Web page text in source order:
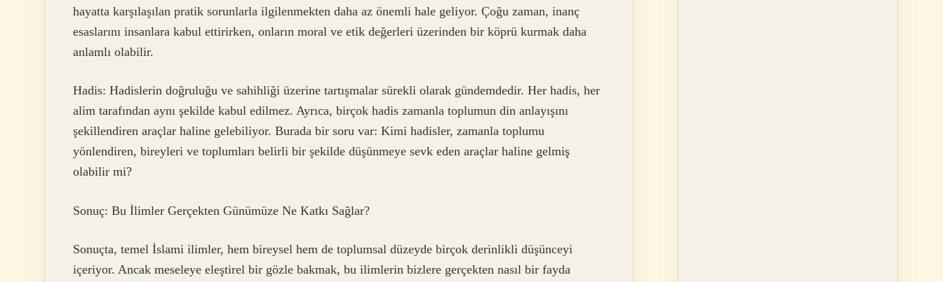
hayatta karşılaşılan pratik sorunlarla ilgilenmekten daha az önemli hale geliyor. Çoğu zaman, inanç
esaslarını insanlara kabul ettirirken, onların moral ve etik değerleri üzerinden bir köprü kurmak daha
anlamlı olabilir.
Hadis: Hadislerin doğruluğu ve sahihliği üzerine tartışmalar sürekli olarak gündemdedir. Her hadis, her
alim tarafından aynı şekilde kabul edilmez. Ayrıca, birçok hadis zamanla toplumun din anlayışını
şekillendiren araçlar haline gelebiliyor. Burada bir soru var: Kimi hadisler, zamanla toplumu
yönlendiren, bireyleri ve toplumları belirli bir şekilde düşünmeye sevk eden araçlar haline gelmiş
olabilir mi?
Sonuç: Bu İlimler Gerçekten Günümüze Ne Katkı Sağlar?
Sonuçta, temel İslami ilimler, hem bireysel hem de toplumsal düzeyde birçok derinlikli düşünceyi
içeriyor. Ancak meseleye eleştirel bir gözle bakmak, bu ilimlerin bizlere gerçekten nasıl bir fayda